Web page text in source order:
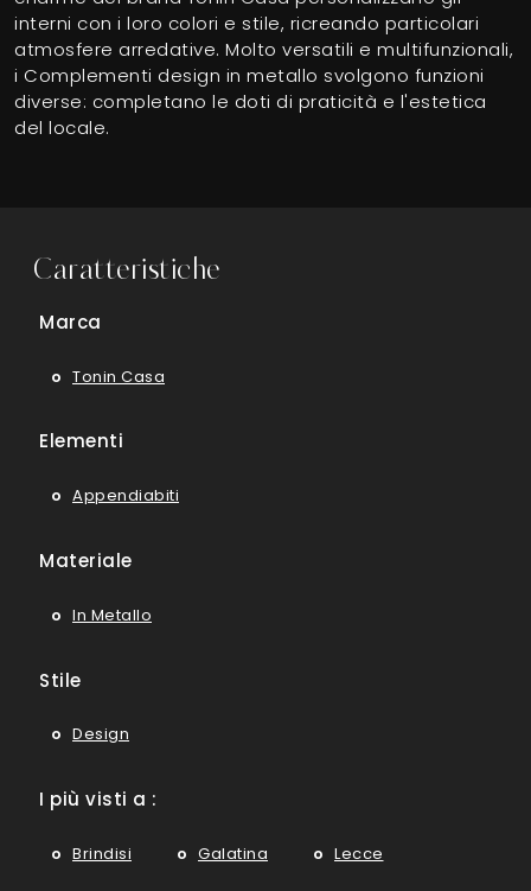
interni con i loro colori e stile, ricreando particolari
atmosfere arredative. Molto versatili e multifunzionali,
i Complementi design in metallo svolgono funzioni
diverse: completano le doti di praticità e l'estetica
del locale.
Caratteristiche
Marca
Tonin Casa
Elementi
Appendiabiti
Materiale
In Metallo
Stile
Design
I più visti a :
Brindisi Galatina Lecce